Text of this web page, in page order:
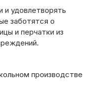
удовлетворять
заботятся о
и перчатки из
производстве